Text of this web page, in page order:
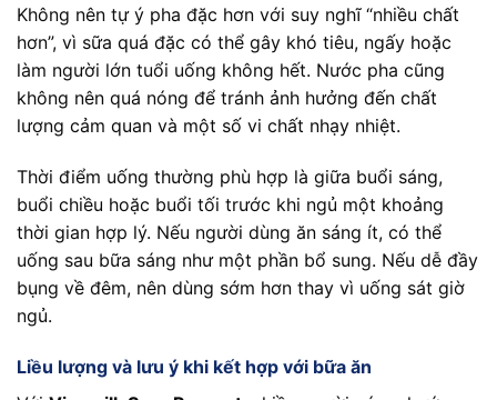
Không nên tự ý pha đặc hơn với suy nghĩ “nhiều chất
hơn”, vì sữa quá đặc có thể gây khó tiêu, ngấy hoặc
làm người lớn tuổi uống không hết. Nước pha cũng
không nên quá nóng để tránh ảnh hưởng đến chất
lượng cảm quan và một số vi chất nhạy nhiệt.
Thời điểm uống thường phù hợp là giữa buổi sáng,
buổi chiều hoặc buổi tối trước khi ngủ một khoảng
thời gian hợp lý. Nếu người dùng ăn sáng ít, có thể
uống sau bữa sáng như một phần bổ sung. Nếu dễ đầy
bụng về đêm, nên dùng sớm hơn thay vì uống sát giờ
ngủ.
Liều lượng và lưu ý khi kết hợp với bữa ăn